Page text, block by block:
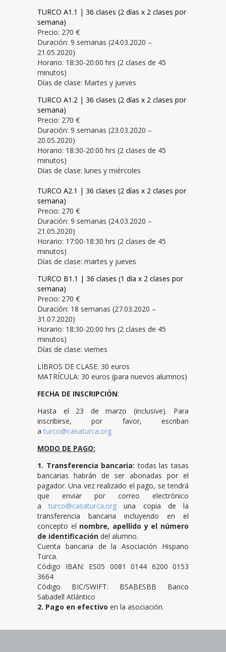
TURCO A1.1 | 36 clases (2 días x 2 clases por
semana)
Precio: 270 €
Duración: 9 semanas (24.03.2020 –
21.05.2020)
Horario: 18:30-20:00 hrs (2 clases de 45
minutos)
Días de clase: Martes y jueves
TURCO A1.2 | 36 clases (2 días x 2 clases por
semana)
Precio: 270 €
Duración: 9 semanas (23.03.2020 –
20.05.2020)
Horario: 18:30-20:00 hrs (2 clases de 45
minutos)
Días de clase: lunes y miércoles
TURCO A2.1 | 36 clases (2 días x 2 clases por
semana)
Precio: 270 €
Duración: 9 semanas (24.03.2020 –
21.05.2020)
Horario: 17:00-18:30 hrs (2 clases de 45
minutos)
Días de clase: martes y jueves
TURCO B1.1 | 36 clases (1 día x 2 clases por
semana)
Precio: 270 €
Duración: 18 semanas (27.03.2020 –
31.07.2020)
Horario: 18:30-20:00 hrs (2 clases de 45
minutos)
Días de clase: viernes
LIBROS DE CLASE: 30 euros
MATRÍCULA: 30 euros (para nuevos alumnos)
FECHA DE INSCRIPCIÓN:
Hasta el 23 de marzo (inclusive). Para
inscribirse, por favor, escriban
a turco@casaturca.org
MODO DE PAGO:
1. Transferencia bancaria: todas las tasas
bancarias habrán de ser abonadas por el
pagador. Una vez realizado el pago, se tendrá
que enviar por correo electrónico
aturco@casaturca.org una copia de la
transferencia bancaria incluyendo en el
concepto el nombre, apellido y el número
de identificación del alumno.
Cuenta bancaria de la Asociación Hispano
Turca.
Código IBAN: ES05 0081 0144 6200 0153
3664
Código BIC/SWIFT: BSABESBB Banco
Sabadell Atlántico
2. Pago en efectivo en la asociación.